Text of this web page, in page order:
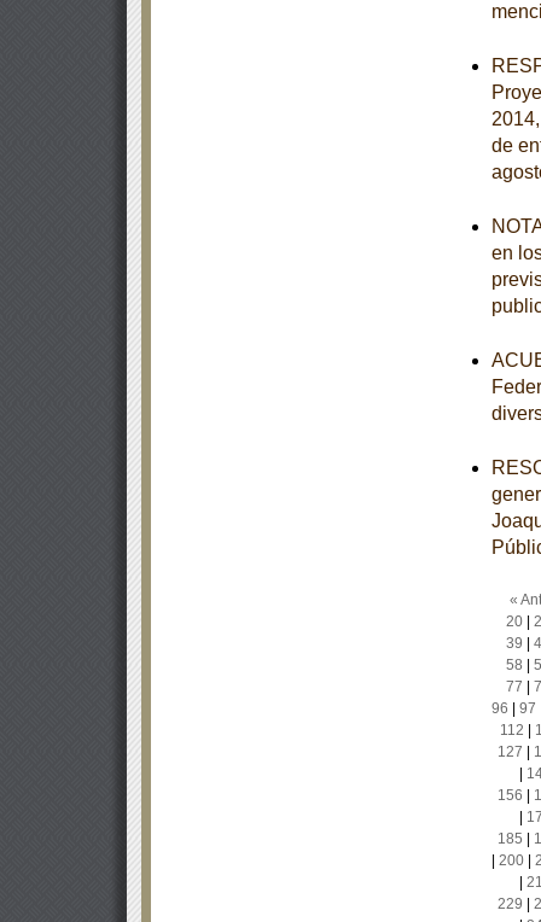
de
en
«
20|
39
58
77
96
97
112
127
156
185
200|
229